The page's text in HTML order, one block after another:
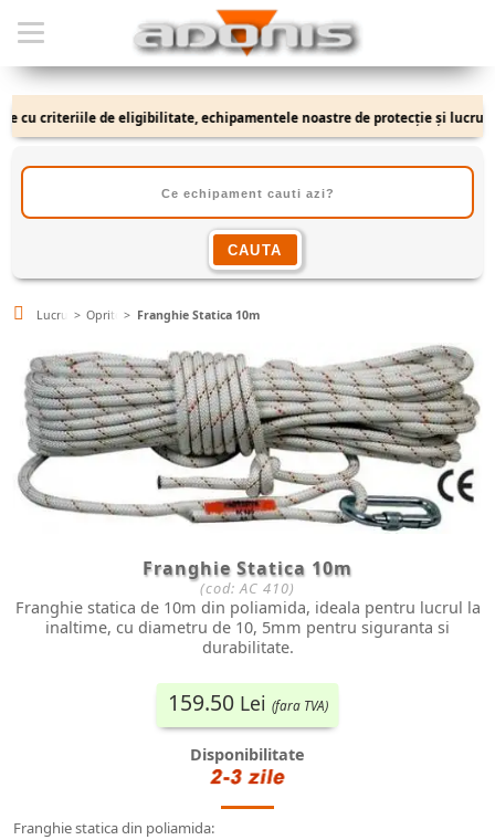
criteriile de eligibilitate, echipamentele noastre de protecție și lucru se
Lucru la InaltimeOpritoare de cadere-Franghii
Franghie Statica 10m
Franghie Statica 10m
(cod:AC 410)
Franghie statica de 10m din poliamida, ideala pentru lucrul la
inaltime, cu diametru de 10, 5mm pentru siguranta si
durabilitate.
159.50 Lei (fara TVA)
Disponibilitate
Franghie statica din poliamida: